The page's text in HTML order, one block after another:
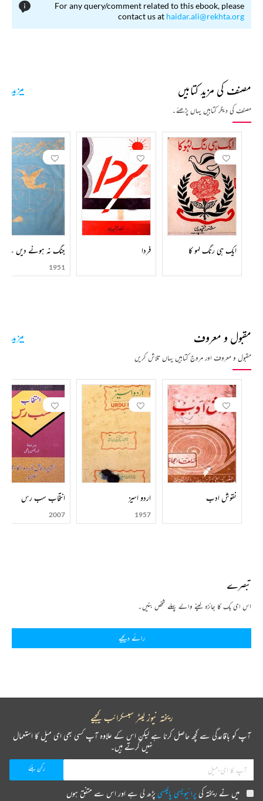
For any query/comment related to this ebook, please
contact us at haidar.ali@rekhta.org
مصنف کی مزید کتابیں
مصنف کی دیگر کتابیں یہاں پڑھئے۔
مزید
ایک ہی رنگ لہو کا فردا جنگ نہ ہونے دیں گے
1951
مقبول و معروف
مقبول و معروف اور مروج کتابیں یہاں تلاش کریں
مزید
نقوش ادب اردو اسیز
1957
انتخاب سب رس
2007
تبصرے
اس ای بک کا جائزہ لینے والے پہلے شخص بنیں۔
رائے دیجیے
ریختہ نیوز لیٹر سبسکرائب کیجیے
آپ کو باقاعدگی سے کچھ حاصل کرنا ہے لیکن اس کے علاوہ آپ کسی بھی ای میل کا استعمال
نہیں کرتے ہیں۔
میں نے ریختہ کیپرائیویسی پالیسیپڑھ لی ہے اور اس سے متفق ہوں